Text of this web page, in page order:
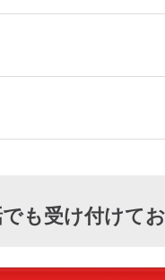
も受け付けて